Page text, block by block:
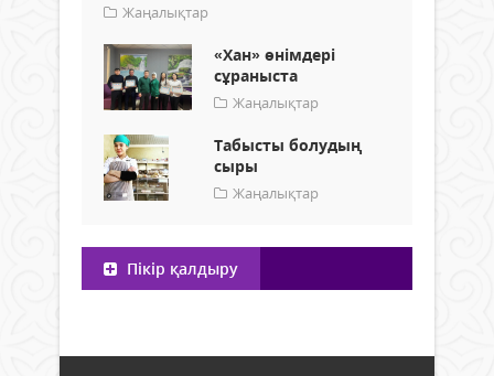
Жаңалықтар
«Хан» өнімдері
сұраныста
Жаңалықтар
Табысты болудың
сыры
Жаңалықтар
Пікір қалдыру